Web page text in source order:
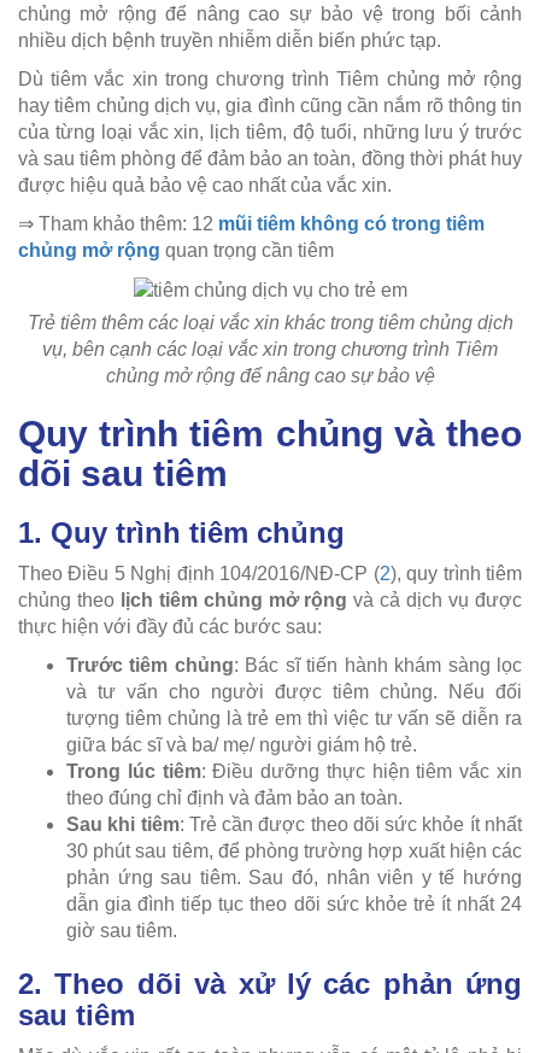
chủng mở rộng để nâng cao sự bảo vệ trong bối cảnh
nhiều dịch bệnh truyền nhiễm diễn biến phức tạp.
Dù tiêm vắc xin trong chương trình Tiêm chủng mở rộng
hay tiêm chủng dịch vụ, gia đình cũng cần nắm rõ thông tin
của từng loại vắc xin, lịch tiêm, độ tuổi, những lưu ý trước
và sau tiêm phòng để đảm bảo an toàn, đồng thời phát huy
được hiệu quả bảo vệ cao nhất của vắc xin.
⇒ Tham khảo thêm: 12 mũi tiêm không có trong tiêm
chủng mở rộng quan trọng cần tiêm
Trẻ tiêm thêm các loại vắc xin khác trong tiêm chủng dịch
vụ, bên cạnh các loại vắc xin trong chương trình Tiêm
chủng mở rộng để nâng cao sự bảo vệ
Quy trình tiêm chủng và theo
dõi sau tiêm
1. Quy trình tiêm chủng
Theo Điều 5 Nghị định 104/2016/NĐ-CP (2), quy trình tiêm
chủng theo lịch tiêm chủng mở rộng và cả dịch vụ được
thực hiện với đầy đủ các bước sau:
Trước tiêm chủng: Bác sĩ tiến hành khám sàng lọc
và tư vấn cho người được tiêm chủng. Nếu đối
tượng tiêm chủng là trẻ em thì việc tư vấn sẽ diễn ra
giữa bác sĩ và ba/ mẹ/ người giám hộ trẻ.
Trong lúc tiêm: Điều dưỡng thực hiện tiêm vắc xin
theo đúng chỉ định và đảm bảo an toàn.
Sau khi tiêm: Trẻ cần được theo dõi sức khỏe ít nhất
30 phút sau tiêm, để phòng trường hợp xuất hiện các
phản ứng sau tiêm. Sau đó, nhân viên y tế hướng
dẫn gia đình tiếp tục theo dõi sức khỏe trẻ ít nhất 24
giờ sau tiêm.
2. Theo dõi và xử lý các phản ứng
sau tiêm